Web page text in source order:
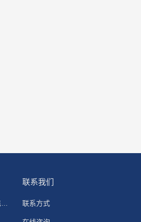
联系我们
联系方式